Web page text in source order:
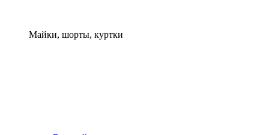
Майки, шорты, куртки